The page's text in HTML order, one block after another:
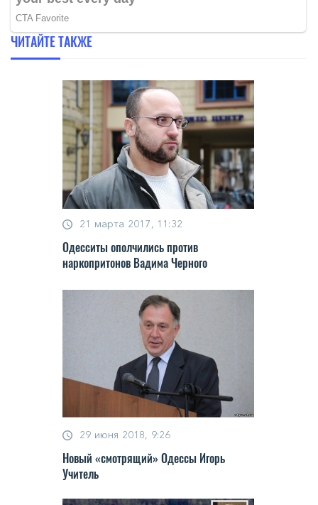
ЧИТАЙТЕ ТАКЖЕ
21 марта 2017, 11:32
Одесситы ополчились против
наркопритонов Вадима Черного
29 июня 2018, 9:26
Новый «смотрящий» Одессы Игорь
Учитель